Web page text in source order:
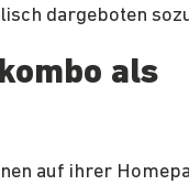
dargeboten
als
auf ihrer